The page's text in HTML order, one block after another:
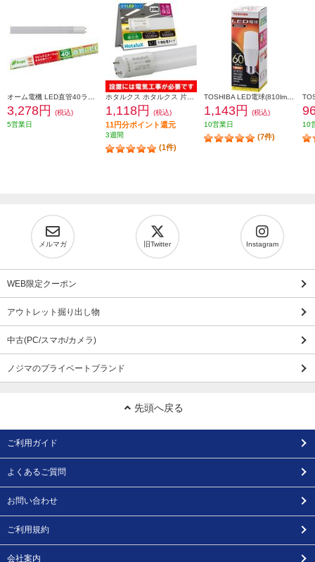
3,278円
(税込)
5営業日
1,118円 (税込)
11円分ポイント還元
3週間
(1件)
1,143円
(税込)
10営業日
(7件)
10
メルマガ 旧Twitter Instagram
WEB限定クーポン
アウトレット掘り出し物
中古(PC/スマホ/カメラ)
ノジマのプライベートブランド
先頭へ戻る
ご利用ガイド
よくあるご質問
お問い合わせ
ご利用規約
会社案内